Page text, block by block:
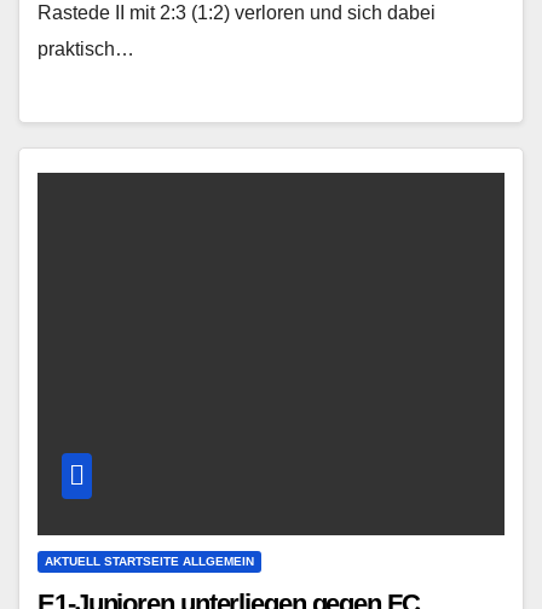
Rastede II mit 2:3 (1:2) verloren und sich dabei
praktisch…
AKTUELL STARTSEITE ALLGEMEIN